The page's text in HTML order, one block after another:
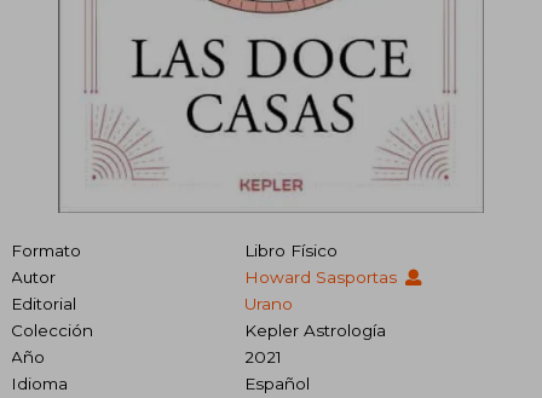
Formato
Libro Físico
Autor
Howard Sasportas
Editorial
Urano
Colección
Kepler Astrología
Año
2021
Idioma
Español